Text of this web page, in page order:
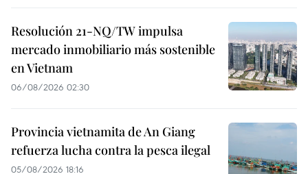
Resolución 21-NQ/TW impulsa
mercado inmobiliario más sostenible
en Vietnam
06/08/2026 02:30
Provincia vietnamita de An Giang
refuerza lucha contra la pesca ilegal
05/08/2026 18:16